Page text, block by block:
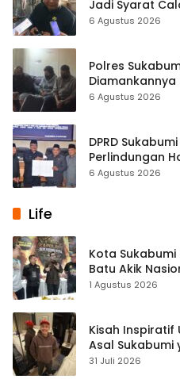
Jadi Syarat
6 Agustus 2026
Polres
Kasus Sabu
6 Agustus 2026
DPRD
Perlindungan
Diperkuat
6 Agustus 2026
Life
Kota
Batu Akik
1 Agustus 2026
Kisah Inspiratif
Asal Sukabumi
Streaming
31 Juli 2026